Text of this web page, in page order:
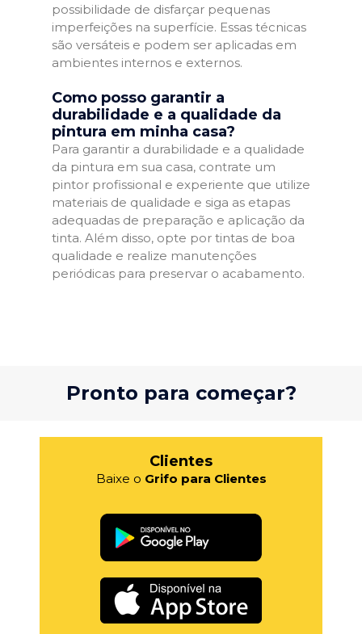
possibilidade de disfarçar pequenas
imperfeições na superfície. Essas técnicas
são versáteis e podem ser aplicadas em
ambientes internos e externos.
Como posso garantir a
durabilidade e a qualidade da
pintura em minha casa?
Para garantir a durabilidade e a qualidade
da pintura em sua casa, contrate um
pintor profissional e experiente que utilize
materiais de qualidade e siga as etapas
adequadas de preparação e aplicação da
tinta. Além disso, opte por tintas de boa
qualidade e realize manutenções
periódicas para preservar o acabamento.
Pronto para começar?
Clientes
Baixe o Grifo para Clientes